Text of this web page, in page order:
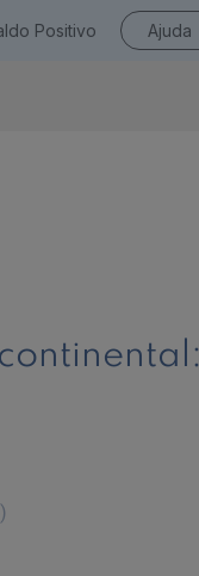
Positivo Ajuda